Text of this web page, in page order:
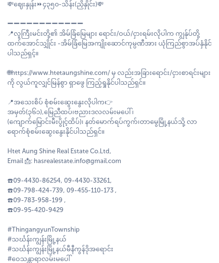
💸ဈေးနှုန်း⏩၄၃၅၀-သိန်း(ညှိနှိုင်း)💸
➖➖➖➖➖➖➖➖➖➖➖➖
📍လူကြီးမင်းတို့၏ အိမ်ခြံမြေများ ရောင်း/ဝယ်/ငှားရမ်းလိုပါက ကျွန်ုပ်တို့
ထက်အောင်သျှိုင်း -အိမ်ခြံမြေအကျိုးဆောင်ကုမ္ပဏီအား ယုံကြည်စွာအပ်နှံနိုင်
ပါသည်ရှင့်။
🌐https://www.htetaungshine.com/ မှ လည်းအခြားရောင်း/ငှားစာရင်းများ
ကို လွယ်ကူလျှင်မြန်စွာ ရှာဖွေ ကြည့်ရှုနိုင်ပါသည်ရှင်။
📍အသေးစိပ် စုံစမ်းဆွေးနွေးလိုပါက👉
အမှတ်(၃၆၁),မြေညီထပ်၊ဗညားဒလလမ်းမပေါ် ၊
(ကျောက်မြောင်းမီးပွိုင့်ထိပ်)၊ နတ်မောက်ရပ်ကွက်၊တာမွေမြို့နယ်သို့ လာ
ရောက်စုံစမ်းဆွေးနွေးနိုင်ပါသည်ရှင်။
Htet Aung Shine Real Estate Co.Ltd,
Email 📩: hasrealestate.info@gmail.com
☎️09-4430-86254, 09-4430-33261,
☎️09-798-424-739, 09-455-110-173 ,
☎️09-783-958-199 ,
☎️09-95-420-9429
#ThingangyunTownship
#သင်္ဃန်းကျွန်းမြို့နယ်
#သင်္ဃန်းကျွန်းမြို့နယ်မီနီကွန်ဒိုအရောင်း
#ဝေသန္တာရာလမ်းမပေါ်